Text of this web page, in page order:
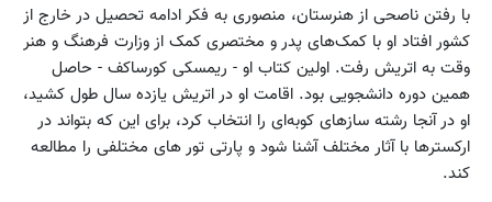
با رفتن ناصحی از هنرستان، منصوری به فکر ادامه تحصیل در خارج از
کشور افتاد او با کمک‌های پدر و مختصری کمک از وزارت فرهنگ و هنر
وقت به اتریش رفت. اولین کتاب او - ریمسکی کورساکف - حاصل
همین دوره دانشجویی بود. اقامت او در اتریش یازده سال طول کشید،
او در آنجا رشته سازهای کوبه‌ای را انتخاب کرد، برای این که بتواند در
ارکسترها با آثار مختلف آشنا شود و پارتی تور های مختلفی را مطالعه
کند.